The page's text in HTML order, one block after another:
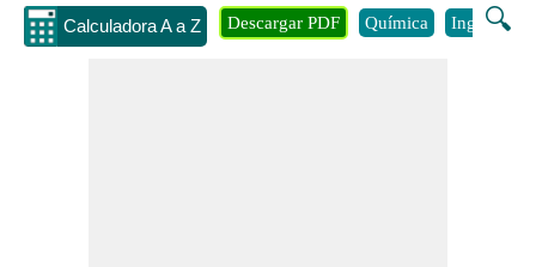
Calculadora A a Z 🔍
Descargar PDF Química Ingenieria